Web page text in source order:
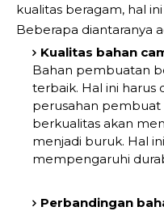
kualitas beragam, hal
Beberapa diantaranya
Kualitas bahan
Bahan pembuatan
terbaik. Hal ini harus
perusahan pembuat
berkualitas akan
menjadi buruk. Hal
mempengaruhi
Perbandingan